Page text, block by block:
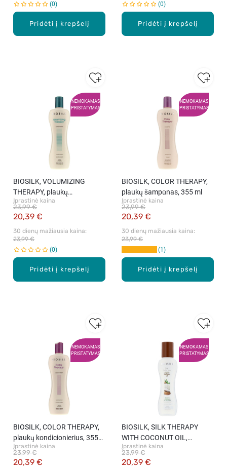
Pridėti į krepšelį
0
Pridėti į krepšelį
0
NEMOKAMAS
PRISTATYMAS
Pridėti į krepšelį
BIOSILK, VOLUMIZING
THERAPY, plaukų
kondicionierius, 355 ml
Įprastinė kaina
20,39 €
23,99 €
30 dienų mažiausia kaina:
23,99 €
0
NEMOKAMAS
PRISTATYMAS
Pridėti į krepšelį
BIOSILK, COLOR THERAPY,
plaukų šampūnas, 355 ml
Įprastinė kaina
20,39 €
23,99 €
30 dienų mažiausia kaina:
23,99 €
1
NEMOKAMAS
PRISTATYMAS
BIOSILK, COLOR THERAPY,
plaukų kondicionierius, 355
ml
Įprastinė kaina
20,39 €
23,99 €
NEMOKAMAS
PRISTATYMAS
BIOSILK, SILK THERAPY
WITH COCONUT OIL,
nenuskalaujamas skystas
šilkas, 67 ml
Įprastinė kaina
20,39 €
23,99 €